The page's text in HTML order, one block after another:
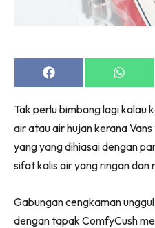
Share
on
Share
on
Tak perlu bimbang lagi kalau
air atau air hujan kerana
yang yang dihiasai dengan
sifat kalis air yang ringan dan
Gabungan cengkaman
dengan tapak ComfyCush